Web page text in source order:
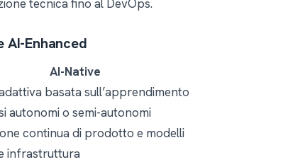
tecnica fino al DevOps.
Enhanced
AI-Native
basata sull’apprendimento
autonomi o semi-autonomi
continua di prodotto e modelli
infrastruttura